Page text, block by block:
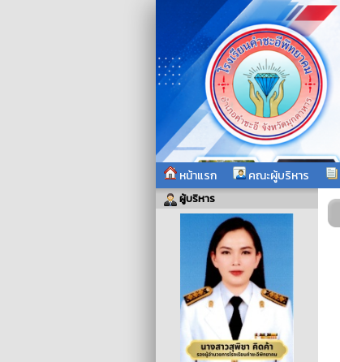
หน้าแรก คณะผู้บริหาร
ผู้บริหาร